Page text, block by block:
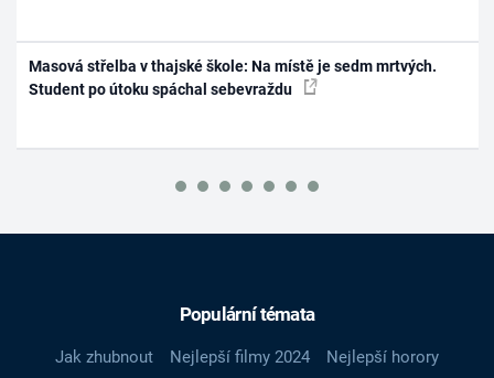
Masová střelba v thajské škole: Na místě je sedm mrtvých.
Student po útoku spáchal sebevraždu
Populární témata
Jak zhubnout Nejlepší filmy 2024
Nejlepší horory